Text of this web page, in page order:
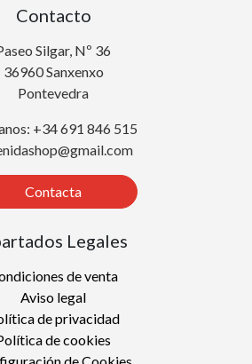
Contacto
Silgar, Nº 36
36960 Sanxenxo
Pontevedra
+34 691 846 515
Contacta
Legales
de venta
Aviso legal
de privacidad
de cookies
de Cookies